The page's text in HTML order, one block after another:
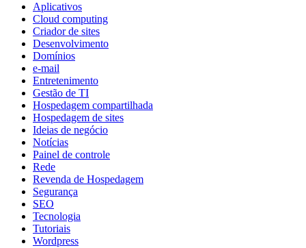
Aplicativos
Cloud computing
Criador de sites
Desenvolvimento
Domínios
e-mail
Entretenimento
Gestão de TI
Hospedagem compartilhada
Hospedagem de sites
Ideias de negócio
Notícias
Painel de controle
Rede
Revenda de Hospedagem
Segurança
SEO
Tecnologia
Tutoriais
Wordpress